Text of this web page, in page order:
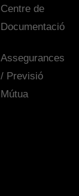
Centre de
Documentació
Assegurances
/ Previsió
Mútua